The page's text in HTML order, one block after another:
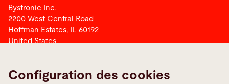
Bystronic Inc.
2200 West Central Road
Hoffman Estates, IL 60192
United States
Configuration des cookies